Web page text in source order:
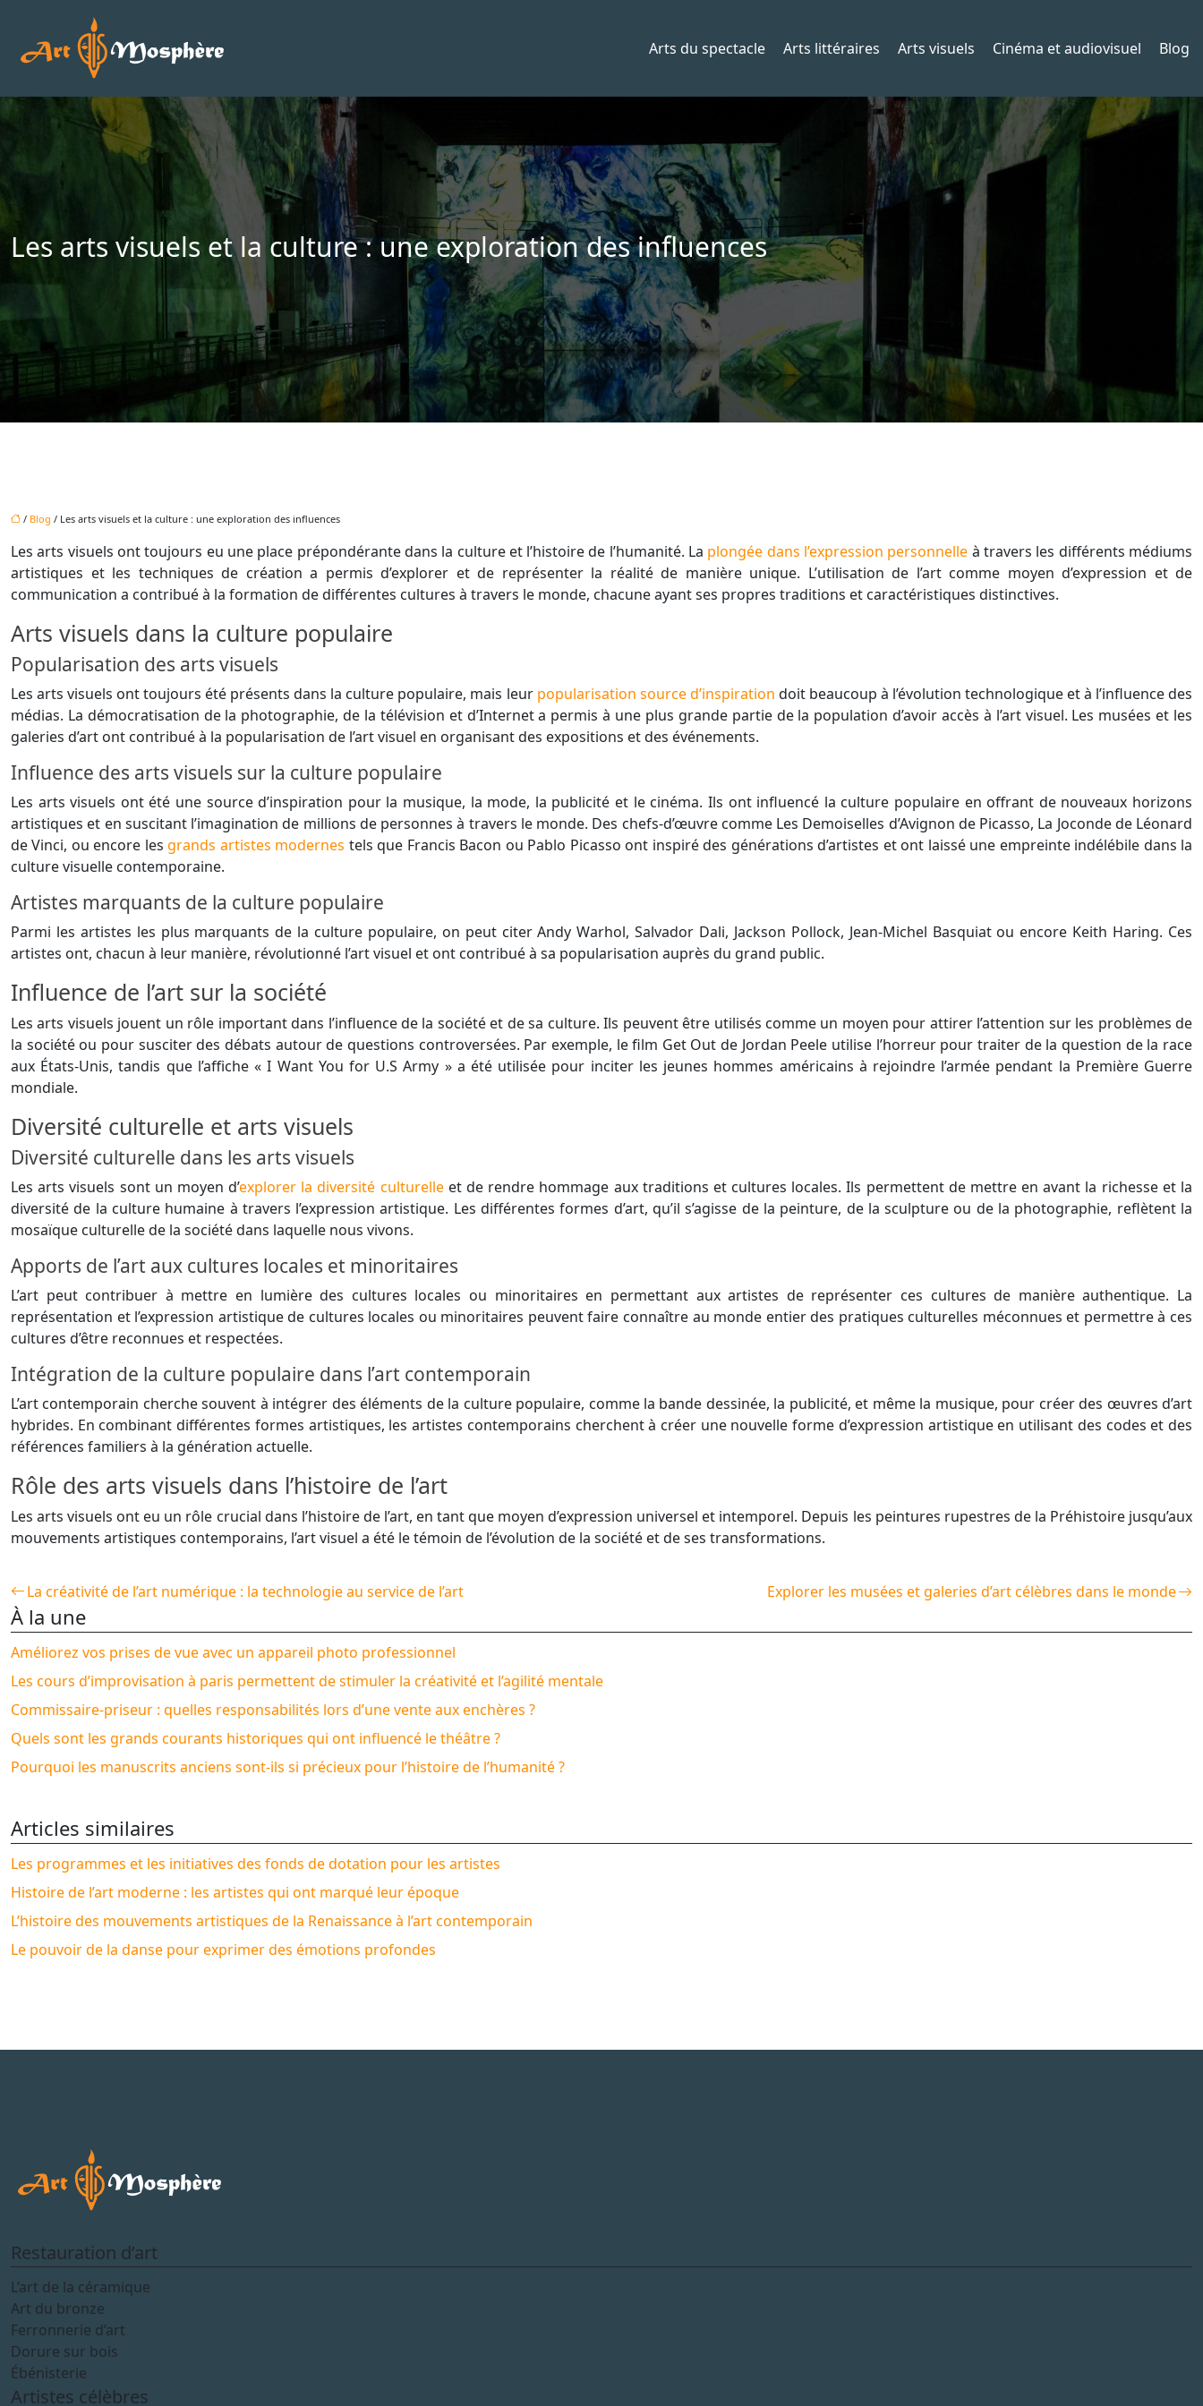
Arts du spectacle Arts littéraires Arts visuels Cinéma et audiovisuel Blog
Les arts visuels et la culture : une exploration des influences
/ Blog / Les arts visuels et la culture : une exploration des influences
Les arts visuels ont toujours eu une place prépondérante dans la culture et l’histoire de l’humanité. La plongée dans l’expression personnelle à travers les différents médiums
artistiques et les techniques de création a permis d’explorer et de représenter la réalité de manière unique. L’utilisation de l’art comme moyen d’expression et de
communication a contribué à la formation de différentes cultures à travers le monde, chacune ayant ses propres traditions et caractéristiques distinctives.
Arts visuels dans la culture populaire
Popularisation des arts visuels
Les arts visuels ont toujours été présents dans la culture populaire, mais leur popularisation source d’inspiration doit beaucoup à l’évolution technologique et à l’influence des
médias. La démocratisation de la photographie, de la télévision et d’Internet a permis à une plus grande partie de la population d’avoir accès à l’art visuel. Les musées et les
galeries d’art ont contribué à la popularisation de l’art visuel en organisant des expositions et des événements.
Influence des arts visuels sur la culture populaire
Les arts visuels ont été une source d’inspiration pour la musique, la mode, la publicité et le cinéma. Ils ont influencé la culture populaire en offrant de nouveaux horizons
artistiques et en suscitant l’imagination de millions de personnes à travers le monde. Des chefs-d’œuvre comme Les Demoiselles d’Avignon de Picasso, La Joconde de Léonard
de Vinci, ou encore lesgrands artistes modernes tels que Francis Bacon ou Pablo Picasso ont inspiré des générations d’artistes et ont laissé une empreinte indélébile dans la
culture visuelle contemporaine.
Artistes marquants de la culture populaire
Parmi les artistes les plus marquants de la culture populaire, on peut citer Andy Warhol, Salvador Dali, Jackson Pollock, Jean-Michel Basquiat ou encore Keith Haring. Ces
artistes ont, chacun à leur manière, révolutionné l’art visuel et ont contribué à sa popularisation auprès du grand public.
Influence de l’art sur la société
Les arts visuels jouent un rôle important dans l’influence de la société et de sa culture. Ils peuvent être utilisés comme un moyen pour attirer l’attention sur les problèmes de
la société ou pour susciter des débats autour de questions controversées. Par exemple, le film Get Out de Jordan Peele utilise l’horreur pour traiter de la question de la race
aux États-Unis, tandis que l’affiche « I Want You for U.S Army » a été utilisée pour inciter les jeunes hommes américains à rejoindre l’armée pendant la Première Guerre
mondiale.
Diversité culturelle et arts visuels
Diversité culturelle dans les arts visuels
Les arts visuels sont un moyen d’explorer la diversité culturelleet de rendre hommage aux traditions et cultures locales. Ils permettent de mettre en avant la richesse et la
diversité de la culture humaine à travers l’expression artistique. Les différentes formes d’art, qu’il s’agisse de la peinture, de la sculpture ou de la photographie, reflètent la
mosaïque culturelle de la société dans laquelle nous vivons.
Apports de l’art aux cultures locales et minoritaires
L’art peut contribuer à mettre en lumière des cultures locales ou minoritaires en permettant aux artistes de représenter ces cultures de manière authentique. La
représentation et l’expression artistique de cultures locales ou minoritaires peuvent faire connaître au monde entier des pratiques culturelles méconnues et permettre à ces
cultures d’être reconnues et respectées.
Intégration de la culture populaire dans l’art contemporain
L’art contemporain cherche souvent à intégrer des éléments de la culture populaire, comme la bande dessinée, la publicité, et même la musique, pour créer des œuvres d’art
hybrides. En combinant différentes formes artistiques, les artistes contemporains cherchent à créer une nouvelle forme d’expression artistique en utilisant des codes et des
références familiers à la génération actuelle.
Rôle des arts visuels dans l’histoire de l’art
Les arts visuels ont eu un rôle crucial dans l’histoire de l’art, en tant que moyen d’expression universel et intemporel. Depuis les peintures rupestres de la Préhistoire jusqu’aux
mouvements artistiques contemporains, l’art visuel a été le témoin de l’évolution de la société et de ses transformations.
La créativité de l’art numérique : la technologie au service de l’art Explorer les musées et galeries d’art célèbres dans le monde
À la une
Améliorez vos prises de vue avec un appareil photo professionnel
Les cours d’improvisation à paris permettent de stimuler la créativité et l’agilité mentale
Commissaire-priseur : quelles responsabilités lors d’une vente aux enchères ?
Quels sont les grands courants historiques qui ont influencé le théâtre ?
Pourquoi les manuscrits anciens sont-ils si précieux pour l’histoire de l’humanité ?
Articles similaires
Les programmes et les initiatives des fonds de dotation pour les artistes
Histoire de l’art moderne : les artistes qui ont marqué leur époque
L’histoire des mouvements artistiques de la Renaissance à l’art contemporain
Le pouvoir de la danse pour exprimer des émotions profondes
Restauration d’art
L’art de la céramique
Art du bronze
Ferronnerie d’art
Dorure sur bois
Ébénisterie
Artistes célèbres